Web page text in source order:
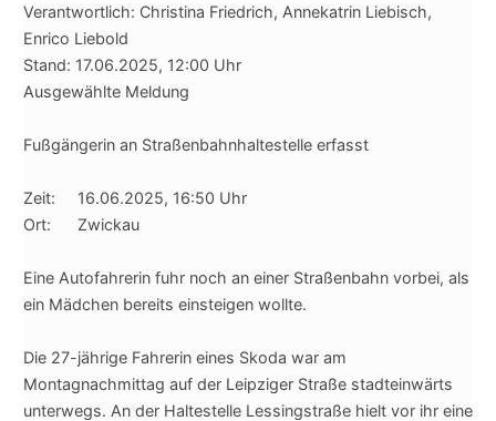
Verantwortlich: Christina Friedrich, Annekatrin Liebisch,
Enrico Liebold
Stand: 17.06.2025, 12:00 Uhr
Ausgewählte Meldung
Fußgängerin an Straßenbahnhaltestelle erfasst
Zeit: 16.06.2025, 16:50 Uhr
Ort: Zwickau
Eine Autofahrerin fuhr noch an einer Straßenbahn vorbei, als
ein Mädchen bereits einsteigen wollte.
Die 27-jährige Fahrerin eines Skoda war am
Montagnachmittag auf der Leipziger Straße stadteinwärts
unterwegs. An der Haltestelle Lessingstraße hielt vor ihr eine